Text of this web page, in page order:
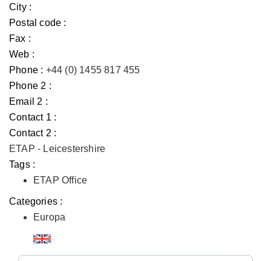
City :
Postal code :
Fax :
Web :
Phone : +44 (0) 1455 817 455
Phone 2 :
Email 2 :
Contact 1 :
Contact 2 :
ETAP - Leicestershire
Tags :
ETAP Office
Categories :
Europa